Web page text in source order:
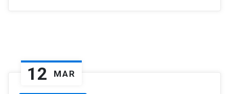
12 MAR